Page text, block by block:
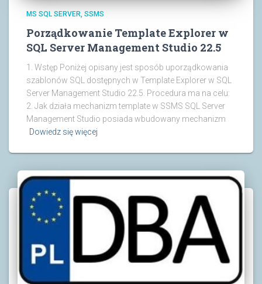
MS SQL SERVER SSMS
Porządkowanie Template Explorer w
SQL Server Management Studio 22.5
1. Wstęp Poniżej opisany jest sposób uporządkowania
szablonów SQL dostępnych w Template Explorer w SQL
Server Management Studio 22.5. Procedura ma na celu:
2. Jak działa mechanizm template w SSMS SQL Server
Management Studio posiada wbudowany mechanizm
Dowiedz się więcej